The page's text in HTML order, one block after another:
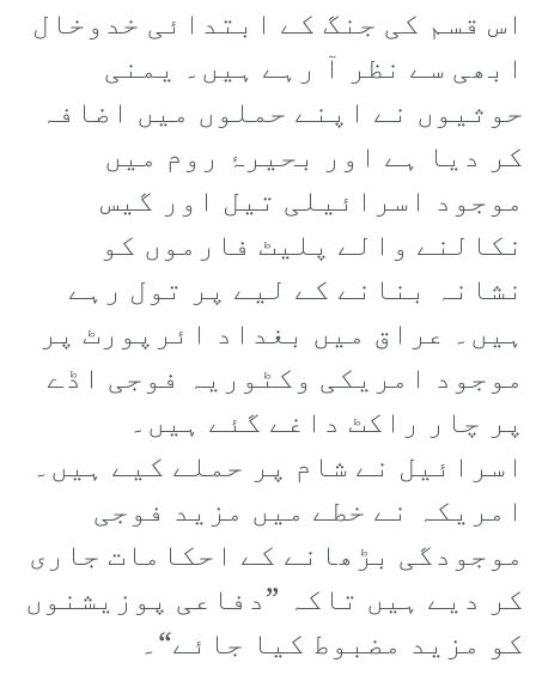
اس قسم کی جنگ کے ابتدائی خدوخال
ابھی سے نظر آ رہے ہیں۔ یمنی
حوثیوں نے اپنے حملوں میں اضافہ
کر دیا ہے اور بحیرۂ روم میں
موجود اسرائیلی تیل اور گیس
نکالنے والے پلیٹ فارموں کو
نشانہ بنانے کے لیے پر تول رہے
ہیں۔ عراق میں بغداد ائرپورٹ پر
موجود امریکی وکٹوریہ فوجی اڈے
پر چار راکٹ داغے گئے ہیں۔
اسرائیل نے شام پر حملے کیے ہیں۔
امریکہ نے خطے میں مزید فوجی
موجودگی بڑھانے کے احکامات جاری
کر دیے ہیں تاکہ ”دفاعی پوزیشنوں
کو مزید مضبوط کیا جائے“۔